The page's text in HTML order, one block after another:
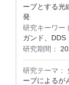
ーブとする光
発
研究キーワー
ガンド、DDS
研究期間：
研究テーマ：
ーブによるが